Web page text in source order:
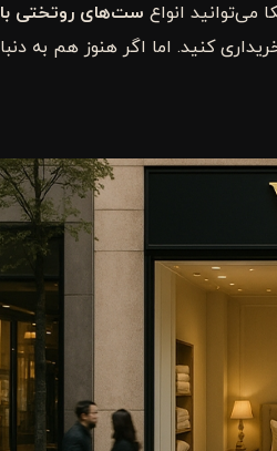
انواع ست‌های روتختی با
کنید. اما اگر هنوز هم به